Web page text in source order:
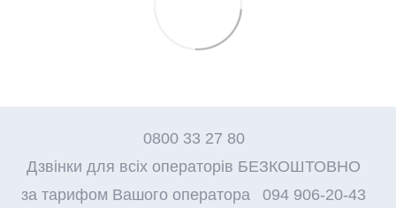
0800 33 27 80
Дзвінки для всіх операторів БЕЗКОШТОВНО
за тарифом Вашого оператора
094 906-20-43